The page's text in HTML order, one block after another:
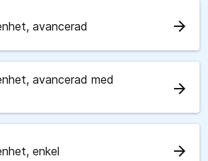
avancerad arrow_forward
avancerad med
arrow_forward
enkel arrow_forward